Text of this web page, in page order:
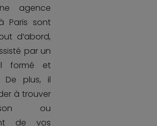
agence
Paris sont
d’abord,
par un
formé et
De plus, il
à trouver
ou
de vos